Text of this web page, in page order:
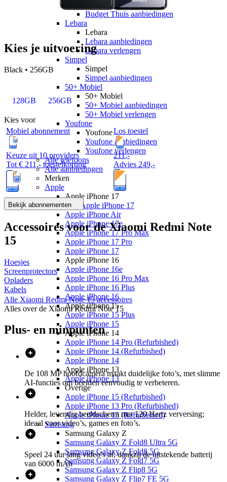
Budget Thuis
Budget Thuis aanbiedingen
Lebara
Lebara
Lebara aanbiedingen
Lebara verlengen
Simpel
Simpel
Simpel aanbiedingen
50+ Mobiel
50+ Mobiel
50+ Mobiel aanbiedingen
50+ Mobiel verlengen
Youfone
Youfone
Youfone aanbiedingen
Youfone verlengen
Alle telefoons
Alle aanbiedingen
Merken
Apple
Apple iPhone 17
Alle Apple iPhone 17
Apple iPhone Air
Apple iPhone 17e
Apple iPhone 17 Pro Max
Apple iPhone 17 Pro
Apple iPhone 17
Apple iPhone 16
Apple iPhone 16e
Apple iPhone 16 Pro Max
Apple iPhone 16 Plus
Apple iPhone 16
Apple iPhone 15
Apple iPhone 15 Plus
Apple iPhone 15
Apple iPhone 14
Apple iPhone 14 Pro (Refurbished)
Apple iPhone 14 (Refurbished)
Apple iPhone 14
Apple iPhone 13
Apple iPhone 13
Overige
Apple iPhone 15 (Refurbished)
Apple iPhone 13 Pro (Refurbished)
Apple iPhone 13 (Refurbished)
Samsung
Samsung Galaxy Z
Samsung Galaxy Z Fold8 Ultra 5G
Samsung Galaxy Z Fold8 5G
Samsung Galaxy Z Fold7 5G
Samsung Galaxy Z Flip8 5G
Samsung Galaxy Z Flip7 FE 5G
Kies je uitvoering
Black • 256GB
128GB 256GB
Kies voor
Mobiel abonnement
Keuze uit 10 providers
Tot € 211,- toestelkorting
Los toestel
211,-
Advies 249,-
Bekijk abonnementen
Accessoires voor deXiaomi Redmi Note
15
Hoesjes
Screenprotectors
Opladers
Kabels
Alle Xiaomi Redmi Note 15accessoires
Alles over de Xiaomi Redmi Note 15
Plus- en minpunten
De 108 MP hoofdcamera maakt duidelijke foto’s, met slimme
AI-functies om beelden eenvoudig te verbeteren.
Helder, levendig beeldscherm met 120 Hertz verversing;
ideaal voor video’s, games en foto’s.
Speel 24 uur lang video’s af, dankzij de uitstekende batterij
van 6000 mAh